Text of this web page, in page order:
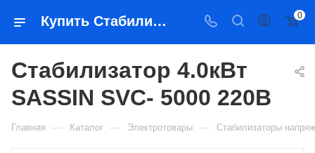
Купить Стабилизатор 4.0кВт SASSIN SVC- 5000 220В в Якутске — цена, характеристики, подбор | Востоктехторг 0
Стабилизатор 4.0кВт
SASSIN SVC- 5000 220В
Главная — Каталог — Электротовары — Стабилизаторы